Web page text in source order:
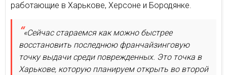
работающие в Харькове, Херсоне и Бородянке.
«Сейчас стараемся как можно быстрее
восстановить последнюю франчайзинговую
точку выдачи среди поврежденных. Это точка в
Харькове, которую планируем открыть во второй